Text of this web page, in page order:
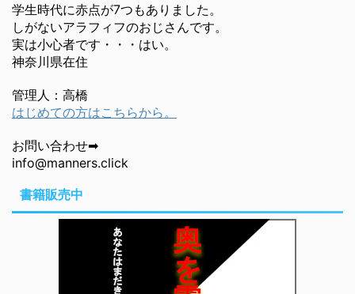
学生時代に赤点が7つもありました。
しがないアラフィフのおじさんです。
実は小心者です・・・はい。
神奈川県在住
管理人：高橋
はじめての方はこちらから。
お問い合わせ➡
info@manners.click
書籍販売中